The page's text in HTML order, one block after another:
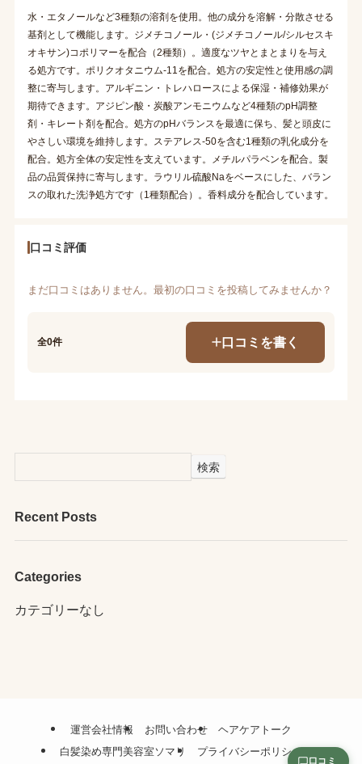
水・エタノールなど3種類の溶剤を使用。他の成分を溶解・分散させる
基剤として機能します。ジメチコノール・(ジメチコノール/シルセスキ
オキサン)コポリマーを配合（2種類）。適度なツヤとまとまりを与え
る処方です。ポリクオタニウム-11を配合。処方の安定性と使用感の調
整に寄与します。アルギニン・トレハロースによる保湿・補修効果が
期待できます。アジピン酸・炭酸アンモニウムなど4種類のpH調整
剤・キレート剤を配合。処方のpHバランスを最適に保ち、髪と頭皮に
やさしい環境を維持します。ステアレス-50を含む1種類の乳化成分を
配合。処方全体の安定性を支えています。メチルパラベンを配合。製
品の品質保持に寄与します。ラウリル硫酸Naをベースにした、バラン
スの取れた洗浄処方です（1種類配合）。香料成分を配合しています。
口コミ評価
まだ口コミはありません。最初の口コミを投稿してみませんか？
全0件 口コミを書く
検索
Recent Posts
Categories
カテゴリーなし
運営会社情報 お問い合わせ
ヘアケアトーク
白髪染め専門美容室ソマリ
プライバシーポリシー
口コミ